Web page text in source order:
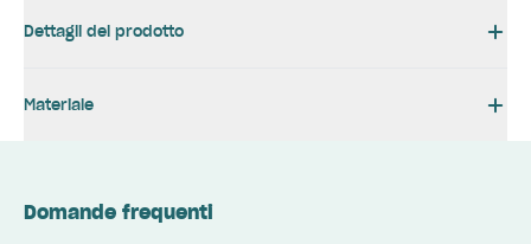
Dettagli del prodotto
Materiale
Domande frequenti